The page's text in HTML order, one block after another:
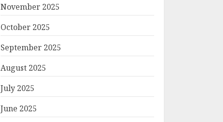
November 2025
October 2025
September 2025
August 2025
July 2025
June 2025